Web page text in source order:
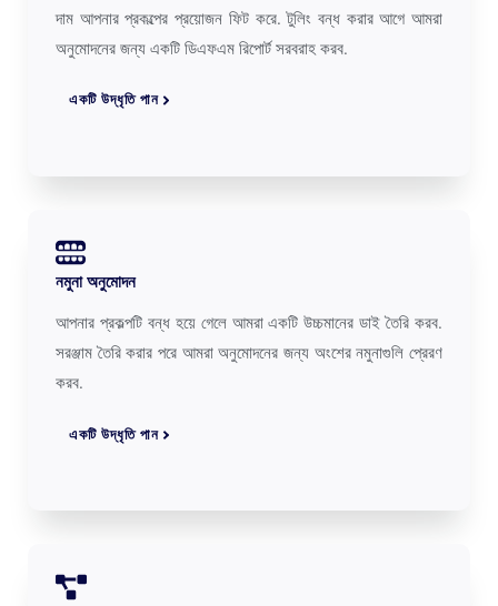
দাম আপনার প্রকল্পের প্রয়োজন ফিট করে. টুলিং বন্ধ করার আগে আমরা
অনুমোদনের জন্য একটি ডিএফএম রিপোর্ট সরবরাহ করব.
একটি উদ্ধৃতি পান
নমুনা অনুমোদন
আপনার প্রকল্পটি বন্ধ হয়ে গেলে আমরা একটি উচ্চমানের ডাই তৈরি করব.
সরঞ্জাম তৈরি করার পরে আমরা অনুমোদনের জন্য অংশের নমুনাগুলি প্রেরণ
করব.
একটি উদ্ধৃতি পান